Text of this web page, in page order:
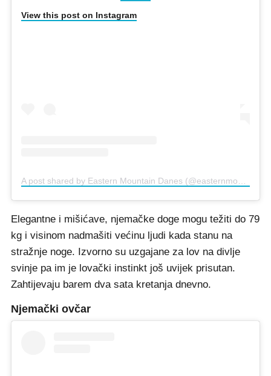
View this post on Instagram
Elegantne i mišićave, njemačke doge mogu težiti do 79
kg i visinom nadmašiti većinu ljudi kada stanu na
stražnje noge. Izvorno su uzgajane za lov na divlje
svinje pa im je lovački instinkt još uvijek prisutan.
Zahtijevaju barem dva sata kretanja dnevno.
Njemački ovčar